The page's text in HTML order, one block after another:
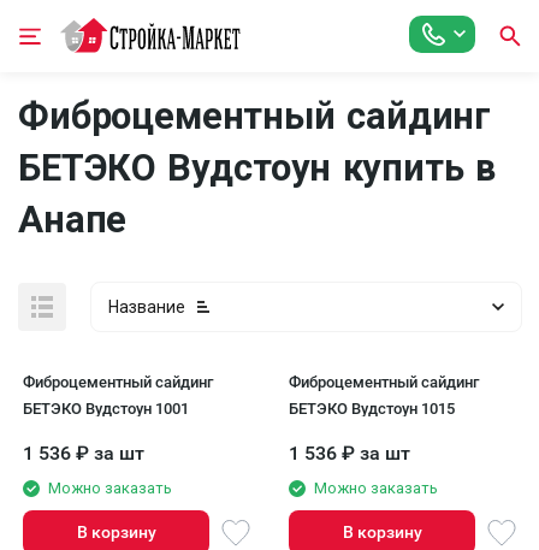
Фиброцементный сайдинг
БЕТЭКО Вудстоун купить в
Анапе
Название
Фиброцементный сайдинг
БЕТЭКО Вудстоун 1001
1 536 ₽ за шт
Можно заказать
В корзину
Фиброцементный сайдинг
БЕТЭКО Вудстоун 1015
1 536 ₽ за шт
Можно заказать
В корзину